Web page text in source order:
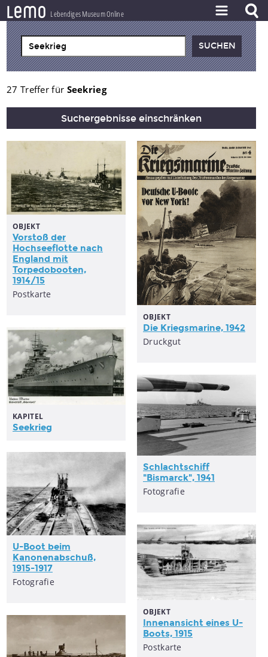
lemo Lebendiges Museum Online
ZEITSTRAHL
THEMEN
ZEITZEUGEN
BESTAND
27 Treffer für Seekrieg
Suchergebnisse einschränken
OBJEKT
Vorstoß der
Hochseeflotte nach
England mit
Torpedobooten,
1914/15
Postkarte
OBJEKT
Die Kriegsmarine, 1942
Druckgut
KAPITEL
Seekrieg
Schlachtschiff
"Bismarck", 1941
Fotografie
U-Boot beim
Kanonenabschuß,
1915-1917
Fotografie
OBJEKT
Innenansicht eines U-
Boots, 1915
Postkarte